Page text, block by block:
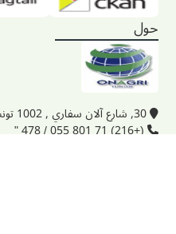
حول
30, شارع آلان سفاري , 1002 تونس
(+216) 71 801 055 / 478 "